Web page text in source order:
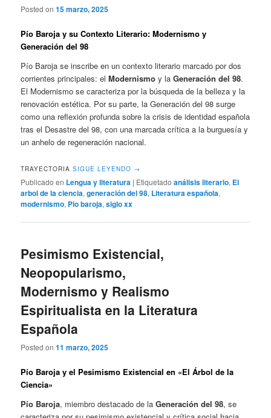
Posted on15 marzo, 2025
Pío Baroja y su Contexto Literario: Modernismo y
Generación del 98
Pío Baroja se inscribe en un contexto literario marcado por dos
corrientes principales: elModernismo y laGeneración del 98.
El Modernismo se caracteriza por la búsqueda de la belleza y la
renovación estética. Por su parte, la Generación del 98 surge
como una reflexión profunda sobre la crisis de identidad española
tras el Desastre del 98, con una marcada crítica a la burguesía y
un anhelo de regeneración nacional.
TRAYECTORIASIGUE LEYENDO →
Publicado en Lengua y literatura | Etiquetado análisis literario, El
arbol de la ciencia,generación del 98, Literatura española,
modernismo, Pio baroja,siglo xx
Pesimismo Existencial,
Neopopularismo,
Modernismo y Realismo
Espiritualista en la Literatura
Española
Posted on11 marzo, 2025
Pío Baroja y el Pesimismo Existencial en «El Árbol de la
Ciencia»
Pío Baroja, miembro destacado de laGeneración del 98, se